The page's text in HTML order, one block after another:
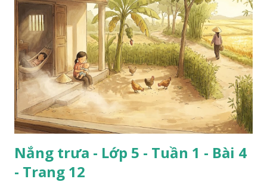
Nắng trưa - Lớp 5 - Tuần 1 - Bài 4
- Trang 12